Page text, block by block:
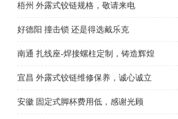
梧州 外露式铰链规格，敬请来电
好德阳 撞击锁 还是得选戴乐克
南通 扎线座-焊接螺柱定制，铸造辉煌
宜昌 外露式铰链维修保养，诚心诚立
安徽 固定式脚杯费用低，感谢光顾